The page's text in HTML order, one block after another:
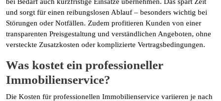
und sorgt für einen reibungslosen Ablauf – besonders wichtig bei
Störungen oder Notfällen. Zudem profitieren Kunden von einer
transparenten Preisgestaltung und verständlichen Angeboten, ohne
versteckte Zusatzkosten oder komplizierte Vertragsbedingungen.
Was kostet ein professioneller
Immobilienservice?
Die Kosten für professionellen Immobilienservice variieren je nach